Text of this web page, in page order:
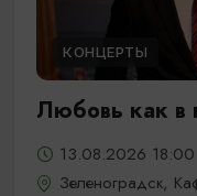
КОНЦЕРТЫ
Любовь как в
13.08.2026 18:00
Зеленоградск,